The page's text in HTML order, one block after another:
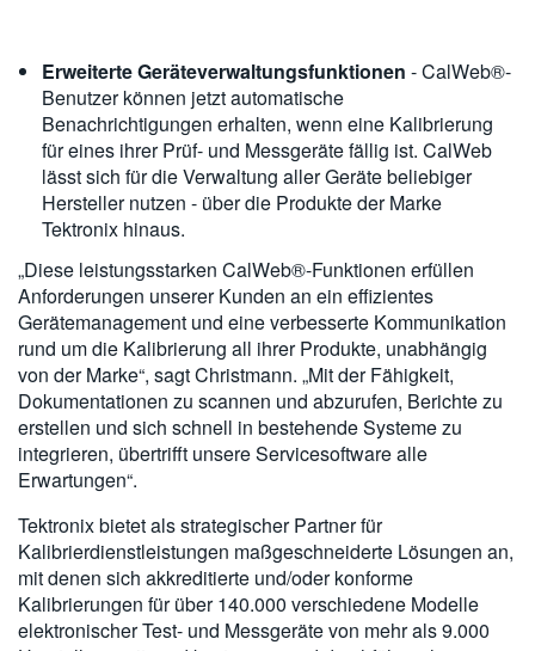
Erweiterte Geräteverwaltungsfunktionen - CalWeb®-
Benutzer können jetzt automatische
Benachrichtigungen erhalten, wenn eine Kalibrierung
für eines ihrer Prüf- und Messgeräte fällig ist. CalWeb
lässt sich für die Verwaltung aller Geräte beliebiger
Hersteller nutzen - über die Produkte der Marke
Tektronix hinaus.
„Diese leistungsstarken CalWeb®-Funktionen erfüllen
Anforderungen unserer Kunden an ein effizientes
Gerätemanagement und eine verbesserte Kommunikation
rund um die Kalibrierung all ihrer Produkte, unabhängig
von der Marke“, sagt Christmann. „Mit der Fähigkeit,
Dokumentationen zu scannen und abzurufen, Berichte zu
erstellen und sich schnell in bestehende Systeme zu
integrieren, übertrifft unsere Servicesoftware alle
Erwartungen“.
Tektronix bietet als strategischer Partner für
Kalibrierdienstleistungen maßgeschneiderte Lösungen an,
mit denen sich akkreditierte und/oder konforme
Kalibrierungen für über 140.000 verschiedene Modelle
elektronischer Test- und Messgeräte von mehr als 9.000